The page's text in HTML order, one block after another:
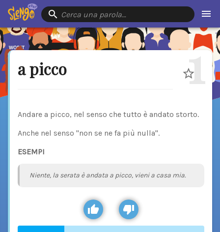
Cerca una parola…
a picco 1
Andare a picco, nel senso che tutto è andato storto.
Anche nel senso "non se ne fa più nulla".
ESEMPI
Niente, la serata è andata a picco, vieni a casa mia.